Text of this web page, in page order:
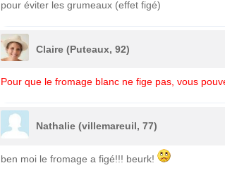
pour éviter les grumeaux (effet figé)
Claire (Puteaux, 92)
Pour que le fromage blanc ne fige pas, vous
Nathalie (villemareuil, 77)
ben moi le fromage a figé!!! beurk!